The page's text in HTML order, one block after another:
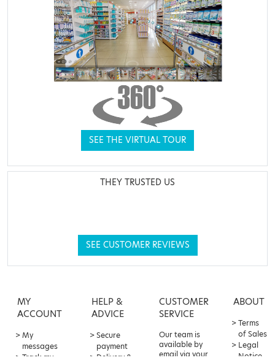
SEE THE VIRTUAL TOUR
THEY TRUSTED US
SEE CUSTOMER REVIEWS
MY
ACCOUNT
My
messages
Track my
HELP &
ADVICE
Secure
payment
Delivery &
CUSTOMER
SERVICE
Our team is
available by
email via your
ABOUT
Terms
of Sales
Legal
Notice